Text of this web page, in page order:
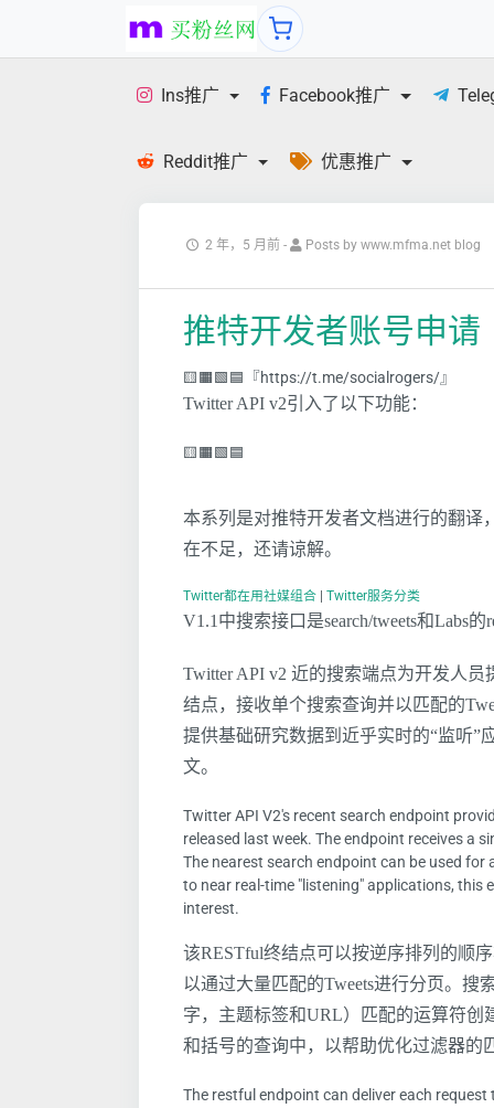
Ins推广 Facebook推广
Reddit推广 优惠推广
2 年，5 月前 - Posts by www.mfma.net blog
推特开发者账号申请
🟨🟧🟩🟦『https://t.me/socialrogers/』
Twitter API v2引入了以下功能：
🟨🟧🟩🟦
本系列是对推特开发者文档进行的翻译
在不足，还请谅解。
Twitter都在用社媒组合 Twitter服务分类
V1.1中搜索接口是search/tweets和Labs
Twitter API v2 近的搜索端点为开发人
结点，接收单个搜索查询并以匹配的
提供基础研究数据到近乎实时的“监听”
文。
Twitter API V2's recent search endpoint
released last week. The endpoint receives a
The nearest search endpoint can be used
to near real-time "listening" applications, this
interest.
该RESTful终结点可以按逆序排列的顺
以通过大量匹配的Tweets进行分页。搜
字，主题标签和URL）匹配的运算符
和括号的查询中，以帮助优化过滤器的
The restful endpoint can deliver each